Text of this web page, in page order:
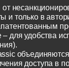
и только в
для удобства
доступа